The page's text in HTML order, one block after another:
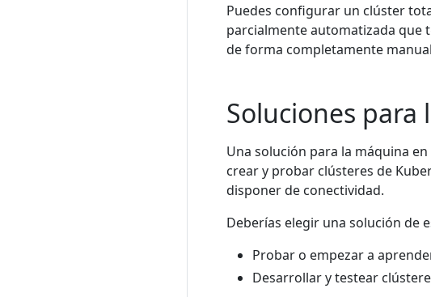
Puedes configurar un clúster
parcialmente automatizada que
de forma completamente
Soluciones para
Una solución para la máquina
crear y probar clústeres de
disponer de conectividad.
Deberías elegir una solución de
Probar o empezar a
Desarrollar y testear